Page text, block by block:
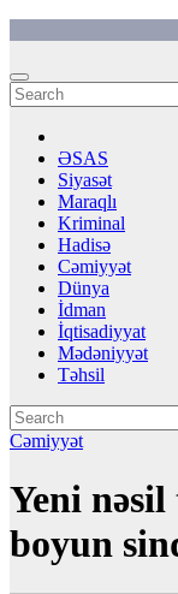
content
ƏSAS
Siyasət
Maraqlı
Kriminal
Hadisə
Cəmiyyət
Dünya
İdman
İqtisadiyyat
Mədəniyyət
Təhsil
Cəmiyyət
Yeni
boyun